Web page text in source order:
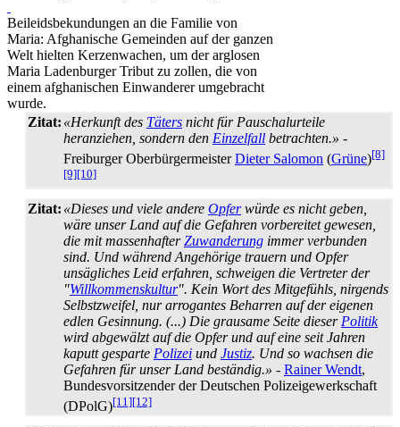
Beileidsbekundungen an die Familie von
Maria: Afghanische Gemeinden auf der ganzen
Welt hielten Kerzen­wachen, um der arglosen
Maria Ladenburger Tribut zu zollen, die von
einem afghanischen Einwanderer umgebracht
wurde.
Zitat: «Herkunft des Täters nicht für Pauschal­urteile
heranziehen, sondern den Einzelfall betrachten.» -
Freiburger OberbürgermeisterDieter Salomon (Grüne)[8]
[9][10]
Zitat: «Dieses und viele andere Opferwürde es nicht geben,
wäre unser Land auf die Gefahren vorbereitet gewesen,
die mit massenhafterZuwanderung immer verbunden
sind. Und während Angehörige trauern und Opfer
unsägliches Leid erfahren, schweigen die Vertreter der
"Willkommenskultur". Kein Wort des Mitgefühls, nirgends
Selbstzweifel, nur arrogantes Beharren auf der eigenen
edlen Gesinnung. (...) Die grausame Seite dieserPolitik
wird abgewälzt auf die Opfer und auf eine seit Jahren
kaputt gesparte Polizei und Justiz. Und so wachsen die
Gefahren für unser Land beständig.» - Rainer Wendt,
Bundesvorsitzender der Deutschen Polizeigewerkschaft
(DPolG)[11][12]